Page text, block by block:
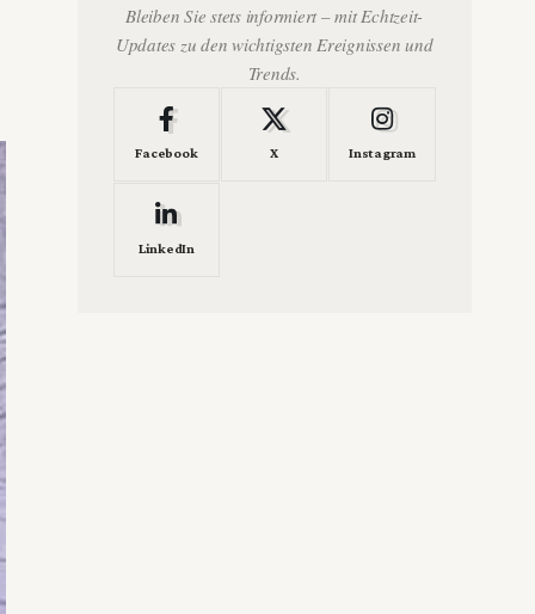
Bleiben Sie stets informiert – mit Echtzeit-
Updates zu den wichtigsten Ereignissen und
Trends.
Facebook X Instagram
LinkedIn